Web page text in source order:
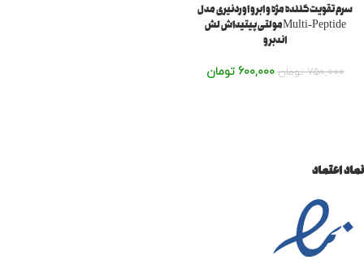
سرم تقویت کننده مژه و ابرو اوردنیری مدل
Multi-Peptideمولتی پیتیداش لش
اندبرو
750,000 تومان 600,000 تومان
نماد اعتماد